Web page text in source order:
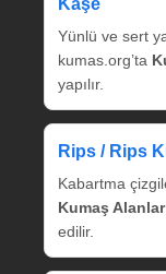
Yünlü ve sert
kumas.org’ta
yapılır.
Rips / Rips
Kabartma
Kumaş Alanlar
edilir.